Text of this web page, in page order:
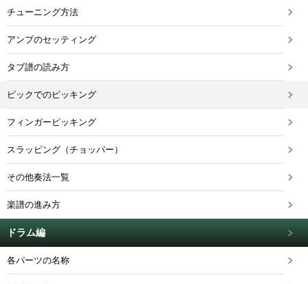
チューニング方法
アンプのセッティング
タブ譜の読み方
ピックでのピッキング
フィンガーピッキング
スラッピング（チョッパー）
その他奏法一覧
楽譜の進み方
ドラム編
各パーツの名称